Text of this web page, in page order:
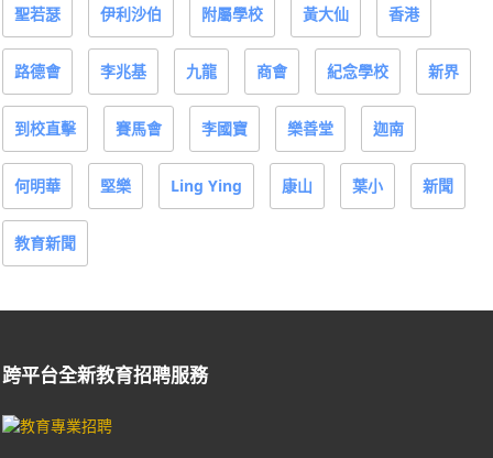
聖若瑟 伊利沙伯 附屬學校 黃大仙 香港
路德會 李兆基 九龍 商會 紀念學校 新界
到校直擊 賽馬會 李國寶 樂善堂 迦南
何明華 堅樂 Ling Ying 康山 葉小 新聞
教育新聞
跨平台全新教育招聘服務